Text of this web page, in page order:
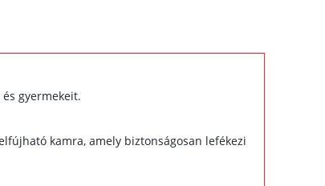
gyermekeit.
kamra, amely biztonságosan lefékezi